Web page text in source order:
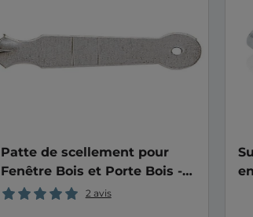
Patte de scellement pour
Fenêtre Bois et Porte Bois -
Fibre de verre - Acier
2 avis